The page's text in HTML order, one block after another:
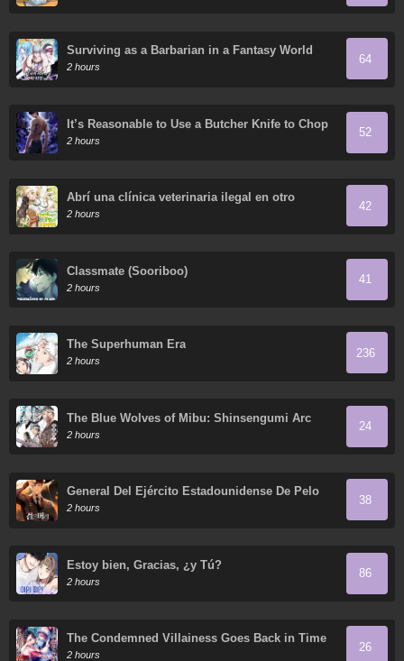
Surviving as a Barbarian in a Fantasy World
2 hours
64
It’s Reasonable to Use a Butcher Knife to Chop
Down Everything in the World, Right?
2 hours
52
Abrí una clínica veterinaria ilegal en otro
mundo
2 hours
42
Classmate (Sooriboo)
2 hours
41
The Superhuman Era
2 hours
236
The Blue Wolves of Mibu: Shinsengumi Arc
2 hours
24
General Del Ejército Estadounidense De Pelo
Negro
2 hours
38
Estoy bien, Gracias, ¿y Tú?
2 hours
86
The Condemned Villainess Goes Back in Time
and Aims to Become the Ultimate Villain
2 hours
26